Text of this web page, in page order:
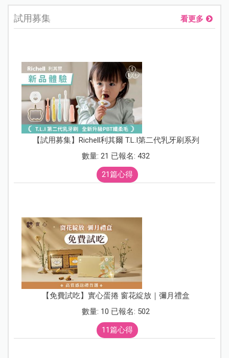
試用募集 看更多
【試用募集】Richell利其爾 T.L.I第二代乳牙刷系列
數量: 21 已報名: 432
21篇心得
【免費試吃】實心蛋捲 窗花綻放｜彌月禮盒
數量: 10 已報名: 502
11篇心得